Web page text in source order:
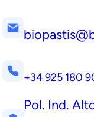
+34 925 180
Pol. Ind.